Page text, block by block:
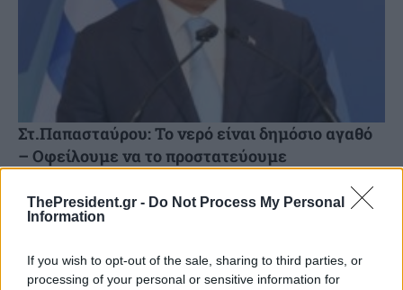
ThePresident.gr - Do Not Process My Personal
Information
If you wish to opt-out of the sale, sharing to third parties, or
processing of your personal or sensitive information for
Στ.Παπασταύρου: Το νερό είναι δημόσιο αγαθό
– Οφείλουμε να το προστατεύουμε
οποίο αναμένεται να τεθεί σε δημόσια διαβούλευση τις
επόμενες ημέρες, την Εθνική Στρατηγική για...